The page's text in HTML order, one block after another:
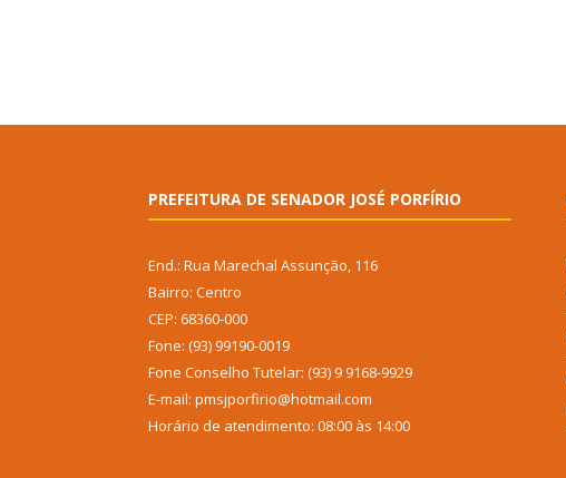
PREFEITURA DE SENADOR JOSÉ PORFÍRIO
End.: Rua Marechal Assunção, 116
Bairro: Centro
CEP: 68360-000
Fone: (93) 99190-0019
Fone Conselho Tutelar: (93) 9 9168-9929
E-mail: pmsjporfirio@hotmail.com
Horário de atendimento: 08:00 às 14:00